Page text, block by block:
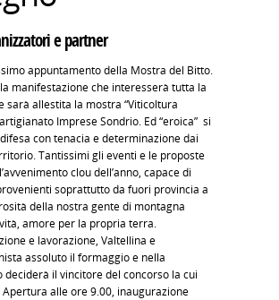
e partner
appuntamento della Mostra del Bitto.
manifestazione che interesserà tutta la
sarà allestita la mostra “Viticoltura
Imprese Sondrio. Ed “eroica” si
con tenacia e determinazione dai
Tantissimi gli eventi e le proposte
clou dell’anno, capace di
soprattutto da fuori provincia a
della nostra gente di montagna
amore per la propria terra.
e lavorazione, Valtellina e
assoluto il formaggio e nella
deciderà il vincitore del concorso la cui
alle ore 9.00, inaugurazione